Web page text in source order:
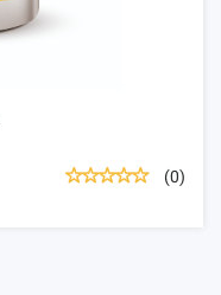
(0)